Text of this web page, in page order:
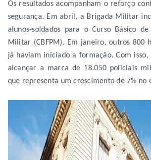
Os resultados acompanham o reforço
segurança. Em abril, a Brigada Militar
alunos-soldados para o Curso Básico de
Militar (CBFPM). Em janeiro, outros 800
já haviam iniciado a formação. Com isso,
alcançar a marca de 18.050 policiais
que representa um crescimento de 7% no